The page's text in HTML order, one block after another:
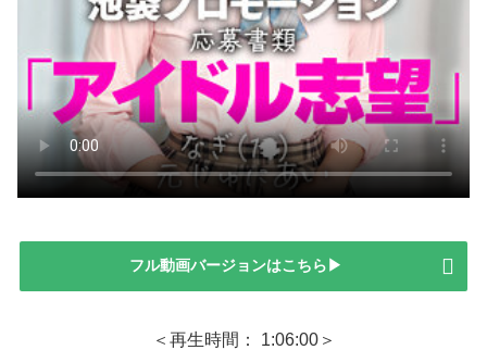
フル動画バージョンはこちら▶
＜再生時間： 1:06:00＞